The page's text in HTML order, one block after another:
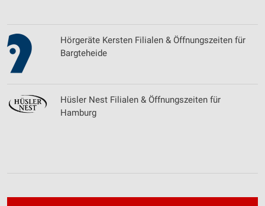
Hörgeräte Kersten Filialen & Öffnungszeiten für
Bargteheide
Hüsler Nest Filialen & Öffnungszeiten für
Hamburg
Erstellung von Profilen für personalisierte
Werbung
personalisierter Werbung